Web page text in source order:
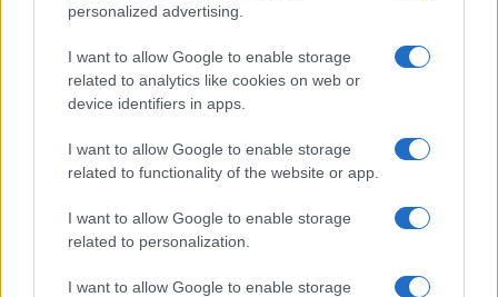
personalized advertising.
I want to allow Google to enable storage
related to analytics like cookies on web or
device identifiers in apps.
I want to allow Google to enable storage
related to functionality of the website or app.
I want to allow Google to enable storage
related to personalization.
I want to allow Google to enable storage
Infos Rédaction